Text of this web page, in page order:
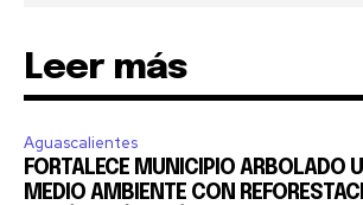
Leer más
Aguascalientes
FORTALECE MUNICIPIO ARBOLADO
MEDIO AMBIENTE CON